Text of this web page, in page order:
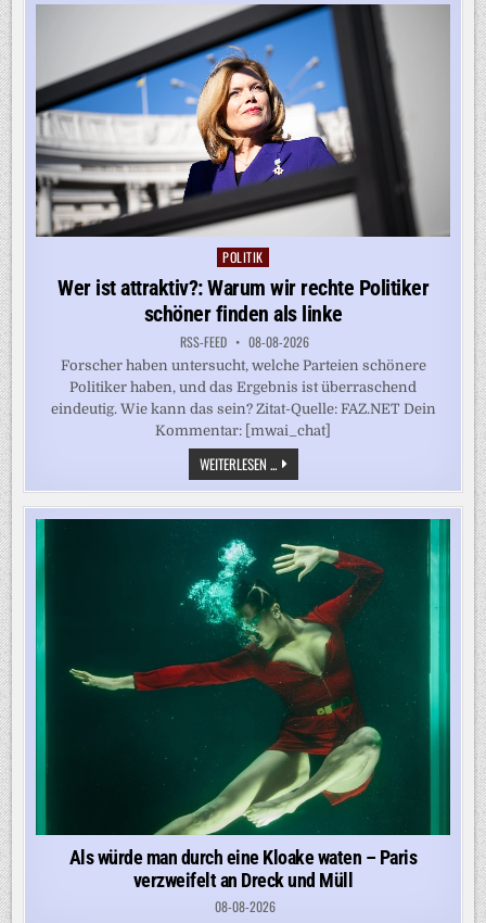
ALS
JUSTIZMINISTER
Posted
in
POLITIK
Wer ist attraktiv?: Warum wir rechte Politiker
schöner finden als linke
RSS-FEED 08-08-2026
Forscher haben untersucht, welche Parteien schönere
Politiker haben, und das Ergebnis ist überraschend
eindeutig. Wie kann das sein? Zitat-Quelle: FAZ.NET Dein
Kommentar: [mwai_chat]
WEITERLESEN ...WER
IST
ATTRAKTIV?:
WARUM
WIR
POLITIKER
SCHÖNER
FINDEN
LINKE
Als würde man durch eine Kloake waten – Paris
verzweifelt an Dreck und Müll
08-08-2026